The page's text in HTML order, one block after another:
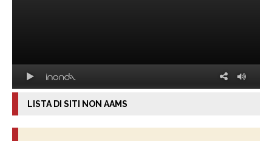
LISTA DI SITI NON AAMS